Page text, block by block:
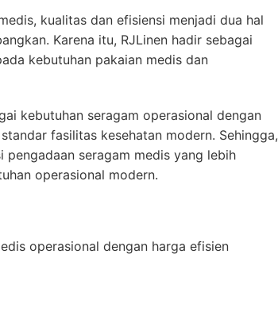
kualitas dan efisiensi menjadi dua hal
Karena itu, RJLinen hadir sebagai
kebutuhan pakaian medis dan
kebutuhan seragam operasional dengan
fasilitas kesehatan modern. Sehingga,
pengadaan seragam medis yang lebih
operasional modern.
operasional dengan harga efisien